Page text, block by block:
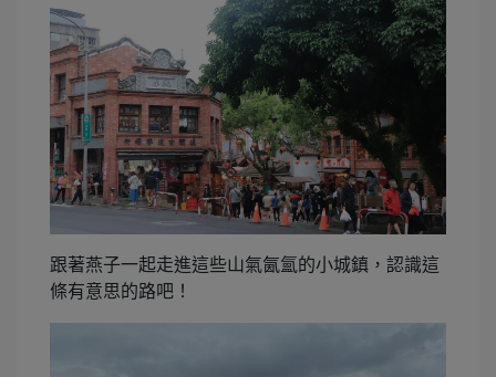
跟著燕子一起走進這些山氣氤氳的小城鎮，認識這
條有意思的路吧！